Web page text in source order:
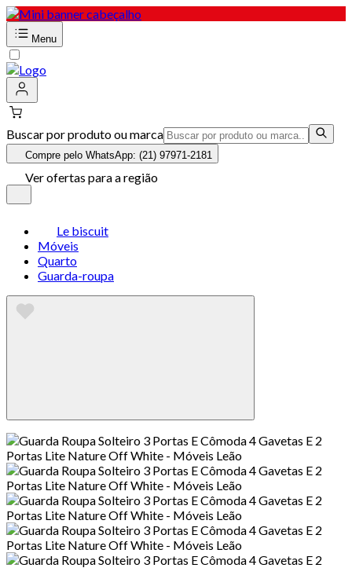
Menu
Buscar por produto ou marca
Compre pelo WhatsApp: (21) 97971-2181
Ver ofertas para a região
Le biscuit
Móveis
Quarto
Guarda-roupa